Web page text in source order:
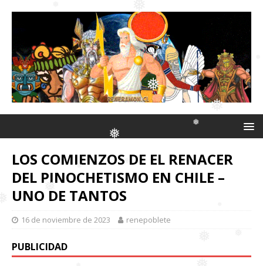
❅
❅
❅
❅
❅
❅
❅
❅
❅
❅
❅
❅
LOS COMIENZOS DE EL RENACER
DEL PINOCHETISMO EN CHILE –
UNO DE TANTOS
16 de noviembre de 2023 renepoblete
PUBLICIDAD